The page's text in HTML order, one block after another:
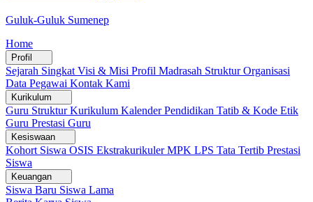
Guluk-Guluk Sumenep
Home
Profil
Sejarah Singkat Visi & Misi Profil Madrasah Struktur Organisasi
Data Pegawai Kontak Kami
Kurikulum
Guru Struktur Kurikulum Kalender Pendidikan Tatib & Kode Etik
Guru Prestasi Guru
Kesiswaan
Kohort Siswa OSIS Ekstrakurikuler MPK LPS Tata Tertib Prestasi
Siswa
Keuangan
Siswa Baru Siswa Lama